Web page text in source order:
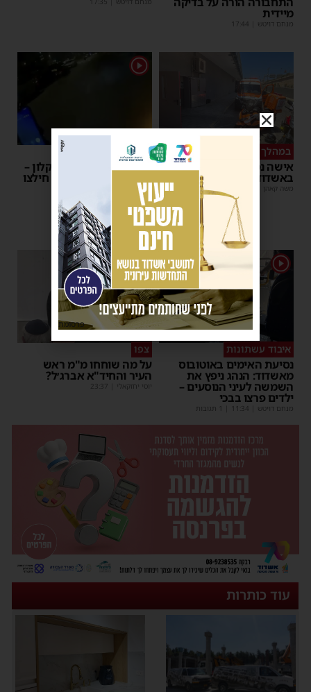
מיידית
מנחם דויטש 17:44
במהלך העבודה
אישה נפלה מסולם במחסן
באשדוד
משה קאהן
1
צפו
תינוק ננעל ברכב באשקלון –
המתנדבים האשדודים חילצו
אותו בשלום
משה קאהן
1
איבוד עשתונות
נסיעת האימים באוטובוס
מאשדוד: הנהג ניפץ את
השמשה לעיני הנוסעים –
ילדים פרצו בבכי
מנחם דויטש 11:34
1
צפו
על מה שוחחו מ"מ ראש
העיר והחיד"א אברג׳ל?
יוסי יחזקאלי 23:37
עוד כותרות
פרסומת